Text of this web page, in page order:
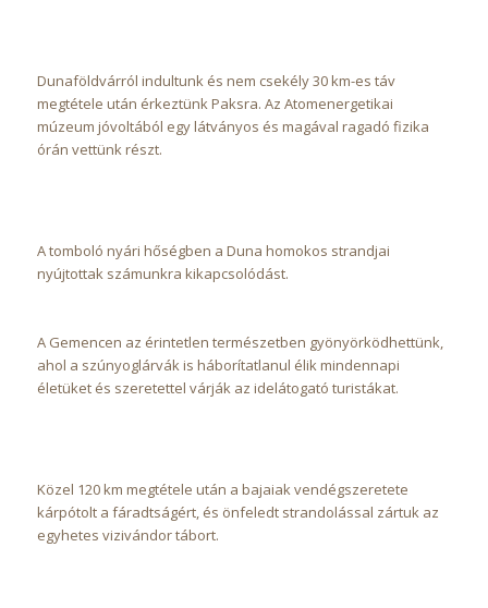
Dunaföldvárról indultunk és nem csekély 30 km-es táv
megtétele után érkeztünk Paksra. Az Atomenergetikai
múzeum jóvoltából egy látványos és magával ragadó fizika
órán vettünk részt.
A tomboló nyári hőségben a Duna homokos strandjai
nyújtottak számunkra kikapcsolódást.
A Gemencen az érintetlen természetben gyönyörködhettünk,
ahol a szúnyoglárvák is háborítatlanul élik mindennapi
életüket és szeretettel várják az idelátogató turistákat.
Közel 120 km megtétele után a bajaiak vendégszeretete
kárpótolt a fáradtságért, és önfeledt strandolással zártuk az
egyhetes vizivándor tábort.